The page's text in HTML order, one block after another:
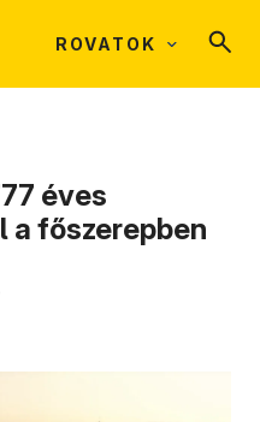
ROVATOK
éves
a főszerepben